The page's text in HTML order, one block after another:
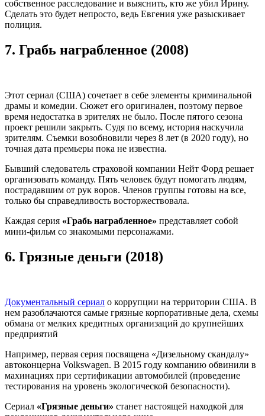
собственное расследование и выяснить, кто же убил Ирину.
Сделать это будет непросто, ведь Евгения уже разыскивает
полиция.
7. Грабь награбленное (2008)
Этот сериал (США) сочетает в себе элементы криминальной
драмы и комедии. Сюжет его оригинален, поэтому первое
время недостатка в зрителях не было. После пятого сезона
проект решили закрыть. Судя по всему, история наскучила
зрителям. Съемки возобновили через 8 лет (в 2020 году), но
точная дата премьеры пока не известна.
Бывший следователь страховой компании Нейт Форд решает
организовать команду. Пять человек будут помогать людям,
пострадавшим от рук воров. Членов группы готовы на все,
только бы справедливость восторжествовала.
Каждая серия «Грабь награбленное» представляет собой
мини-фильм со знакомыми персонажами.
6. Грязные деньги (2018)
Документальный сериал о коррупции на территории США. В
нем разоблачаются самые грязные корпоративные дела, схемы
обмана от мелких кредитных организаций до крупнейших
предприятий
Например, первая серия посвящена «Дизельному скандалу»
автоконцерна Volkswagen. В 2015 году компанию обвинили в
махинациях при сертификации автомобилей (проведение
тестирования на уровень экологической безопасности).
Сериал «Грязные деньги» станет настоящей находкой для